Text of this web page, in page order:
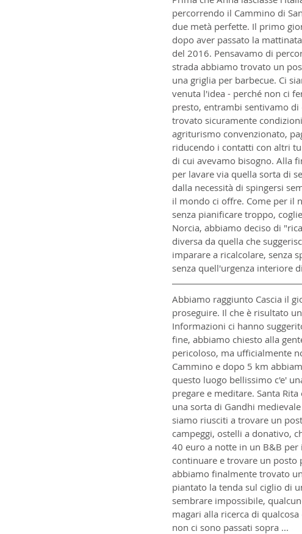
percorrendo il Cammino di
due metà perfette. Il primo
dopo aver passato la
del 2016. Pensavamo di
strada abbiamo trovato un
una griglia per barbecue. Ci
venuta l'idea - perché non ci
presto, entrambi sentivamo
trovato sicuramente
agriturismo convenzionato,
riducendo i contatti con altri
di cui avevamo bisogno. Alla
per lavare via quella sorta di
dalla necessità di spingersi
il mondo ci offre. Come per il
senza pianificare troppo,
Norcia, abbiamo deciso di
diversa da quella che
imparare a ricalcolare, senza
senza quell'urgenza interiore
Abbiamo raggiunto Cascia il
proseguire. Il che è risultato
Informazioni ci hanno
fine, abbiamo chiesto alla
pericoloso, ma ufficialmente
Cammino e dopo 5 km
questo luogo bellissimo c'e'
pregare e meditare. Santa
una sorta di Gandhi
siamo riusciti a trovare un
campeggi, ostelli a donativo,
40 euro a notte in un B&B
continuare e trovare un posto
abbiamo finalmente trovato
piantato la tenda sul ciglio di
sembrare impossibile,
magari alla ricerca di
non ci sono passati sopra ...